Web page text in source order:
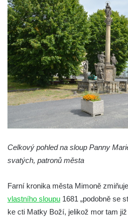
Sloup s kaplicí (boží muka) v
Podještědí – Markvarticích u
dvora
Sloup Panny Marie v zámecké
Teplicích
Sloup Nejsvětější Trojice se svatým
Františkem Xaverským v
Duchcově
Sloup svatého Vavřince u náměstí
Poděbrad v Duchcově
Sloup Nejsvětější Trojice na
náměstí v Trutnově
Olomouci
Sloup Panny Marie na
ve Vyškově
Celkový pohled na sloup Panny
svatých, patronů města
Farní kronika města Mimoně
vlastního sloupu 1681 „podobně se
ke cti Matky Boží, jelikož mor tam